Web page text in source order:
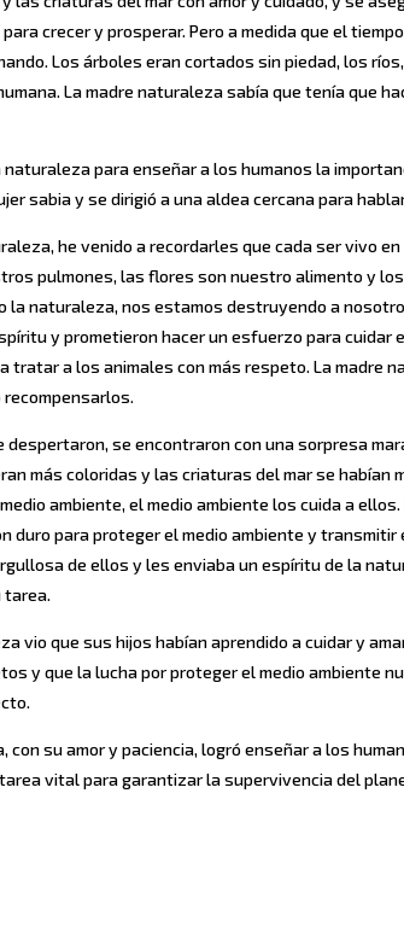
crecer y prosperar. Pero a medida que el
Los árboles eran cortados sin piedad, los
La madre naturaleza sabía que tenía que
para enseñar a los humanos la
sabia y se dirigió a una aldea cercana para
he venido a recordarles que cada ser vivo
pulmones, las flores son nuestro alimento y
la naturaleza, nos estamos destruyendo a
y prometieron hacer un esfuerzo para cuidar
tratar a los animales con más respeto. La madre
despertaron, se encontraron con una sorpresa
más coloridas y las criaturas del mar se habían
ambiente, el medio ambiente los cuida a
duro para proteger el medio ambiente y transmitir
de ellos y les enviaba un espíritu de la
tarea.
vio que sus hijos habían aprendido a cuidar y
y que la lucha por proteger el medio ambiente
con su amor y paciencia, logró enseñar a los
vital para garantizar la supervivencia del